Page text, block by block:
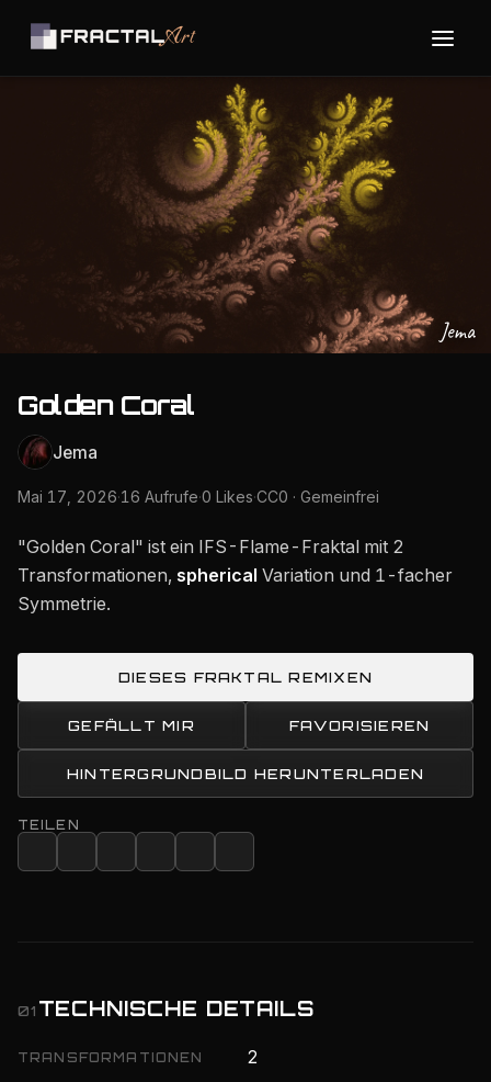
Jema
Golden Coral
Jema
Mai 17, 2026·16 Aufrufe·0 Likes·CC0 · Gemeinfrei
"Golden Coral" ist ein IFS-Flame-Fraktal mit 2
Transformationen, spherical Variation und 1-facher
Symmetrie.
DIESES FRAKTAL REMIXEN
GEFÄLLT MIR FAVORISIEREN
HINTERGRUNDBILD HERUNTERLADEN
TEILEN
01 TECHNISCHE DETAILS
TRANSFORMATIONEN 2